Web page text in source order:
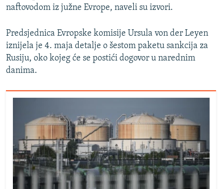
naftovodom iz južne Evrope, naveli su izvori.
Predsjednica Evropske komisije Ursula von der Leyen
iznijela je 4. maja detalje o šestom paketu sankcija za
Rusiju, oko kojeg će se postići dogovor u narednim
danima.